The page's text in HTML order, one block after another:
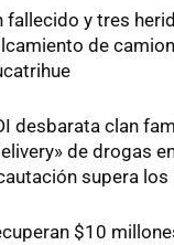
fallecido y tres
de
desbarata clan
de drogas
supera
$10